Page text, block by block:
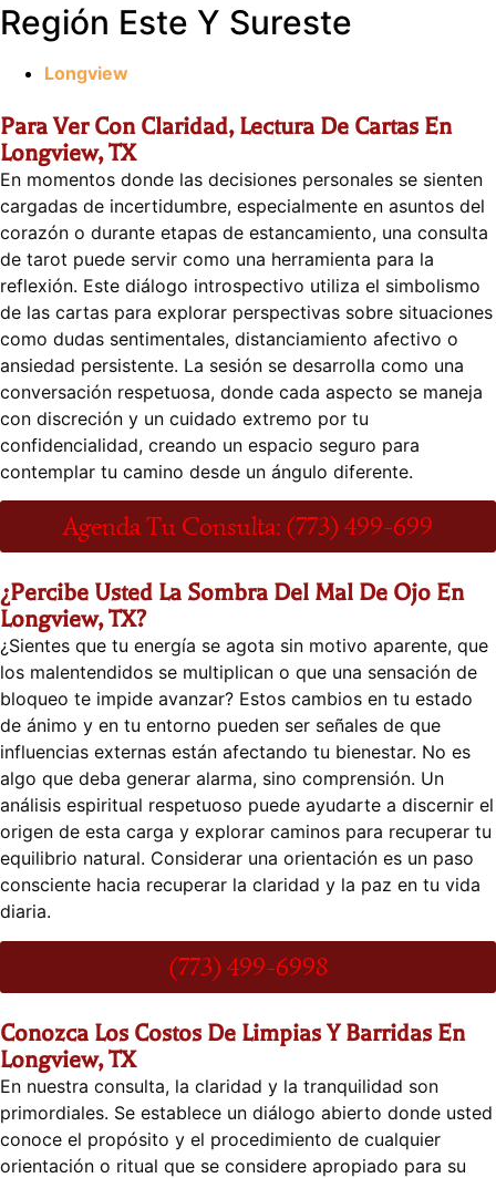
Región Este Y Sureste
Longview
Para Ver Con Claridad, Lectura De Cartas En
Longview, TX
En momentos donde las decisiones personales se sienten
cargadas de incertidumbre, especialmente en asuntos del
corazón o durante etapas de estancamiento, una consulta
de tarot puede servir como una herramienta para la
reflexión. Este diálogo introspectivo utiliza el simbolismo
de las cartas para explorar perspectivas sobre situaciones
como dudas sentimentales, distanciamiento afectivo o
ansiedad persistente. La sesión se desarrolla como una
conversación respetuosa, donde cada aspecto se maneja
con discreción y un cuidado extremo por tu
confidencialidad, creando un espacio seguro para
contemplar tu camino desde un ángulo diferente.
Agenda Tu Consulta: (773) 499-699
¿Percibe Usted La Sombra Del Mal De Ojo En
Longview, TX?
¿Sientes que tu energía se agota sin motivo aparente, que
los malentendidos se multiplican o que una sensación de
bloqueo te impide avanzar? Estos cambios en tu estado
de ánimo y en tu entorno pueden ser señales de que
influencias externas están afectando tu bienestar. No es
algo que deba generar alarma, sino comprensión. Un
análisis espiritual respetuoso puede ayudarte a discernir el
origen de esta carga y explorar caminos para recuperar tu
equilibrio natural. Considerar una orientación es un paso
consciente hacia recuperar la claridad y la paz en tu vida
diaria.
(773) 499-6998
Conozca Los Costos De Limpias Y Barridas En
Longview, TX
En nuestra consulta, la claridad y la tranquilidad son
primordiales. Se establece un diálogo abierto donde usted
conoce el propósito y el procedimiento de cualquier
orientación o ritual que se considere apropiado para su